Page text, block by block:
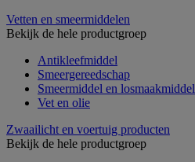
Vetten en smeermiddelen
Bekijk de hele productgroep
Antikleefmiddel
Smeergereedschap
Smeermiddel en losmaakmiddel
Vet en olie
Zwaailicht en voertuig producten
Bekijk de hele productgroep